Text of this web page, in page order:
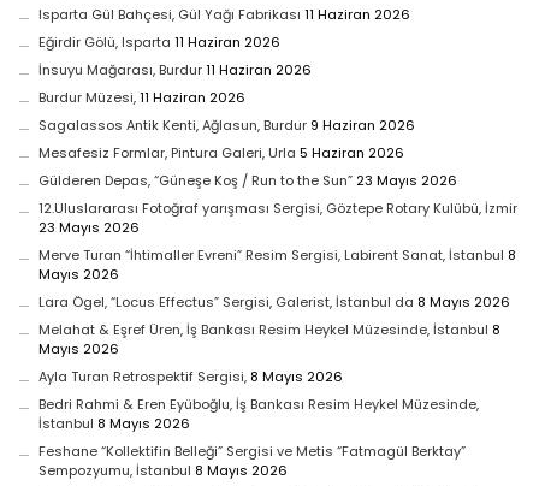
Isparta Gül Bahçesi, Gül Yağı Fabrikası 11 Haziran 2026
Eğirdir Gölü, Isparta 11 Haziran 2026
İnsuyu Mağarası, Burdur 11 Haziran 2026
Burdur Müzesi, 11 Haziran 2026
Sagalassos Antik Kenti, Ağlasun, Burdur 9 Haziran 2026
Mesafesiz Formlar, Pintura Galeri, Urla 5 Haziran 2026
Gülderen Depas, “Güneşe Koş / Run to the Sun” 23 Mayıs 2026
12.Uluslararası Fotoğraf yarışması Sergisi, Göztepe Rotary Kulübü, İzmir
23 Mayıs 2026
Merve Turan “İhtimaller Evreni” Resim Sergisi, Labirent Sanat, İstanbul 8
Mayıs 2026
Lara Ögel, “Locus Effectus” Sergisi, Galerist, İstanbul da 8 Mayıs 2026
Melahat & Eşref Üren, İş Bankası Resim Heykel Müzesinde, İstanbul 8
Mayıs 2026
Ayla Turan Retrospektif Sergisi, 8 Mayıs 2026
Bedri Rahmi & Eren Eyüboğlu, İş Bankası Resim Heykel Müzesinde,
İstanbul 8 Mayıs 2026
Feshane “Kollektifin Belleği” Sergisi ve Metis “Fatmagül Berktay”
Sempozyumu, İstanbul 8 Mayıs 2026